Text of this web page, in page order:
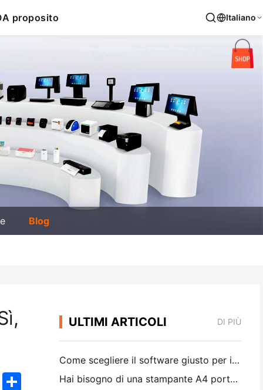
A proposito Italiano
Blog
TwitterShare
ULTIMI ARTICOLI DI PIÙ
Come scegliere il software giusto per il tuo ristorante di piccole o medie dimensioni
Hai bisogno di una stampante A4 portatile per le fatture di magazzino? Cosa funziona davvero